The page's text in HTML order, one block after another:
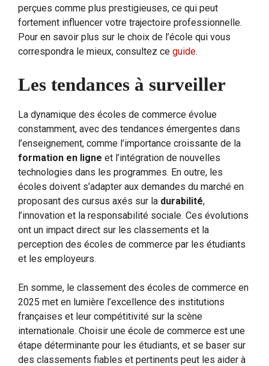
perçues comme plus prestigieuses, ce qui peut
fortement influencer votre trajectoire professionnelle.
Pour en savoir plus sur le choix de l’école qui vous
correspondra le mieux, consultez ce guide.
Les tendances à surveiller
La dynamique des écoles de commerce évolue
constamment, avec des tendances émergentes dans
l’enseignement, comme l’importance croissante de la
formation en ligne et l’intégration de nouvelles
technologies dans les programmes. En outre, les
écoles doivent s’adapter aux demandes du marché en
proposant des cursus axés sur la durabilité,
l’innovation et la responsabilité sociale. Ces évolutions
ont un impact direct sur les classements et la
perception des écoles de commerce par les étudiants
et les employeurs.
En somme, le classement des écoles de commerce en
2025 met en lumière l’excellence des institutions
françaises et leur compétitivité sur la scène
internationale. Choisir une école de commerce est une
étape déterminante pour les étudiants, et se baser sur
des classements fiables et pertinents peut les aider à